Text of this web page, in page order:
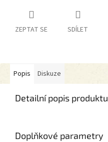
ZEPTAT SE SDÍLET
Popis Diskuze
Detailní popis produktu
Doplňkové parametry